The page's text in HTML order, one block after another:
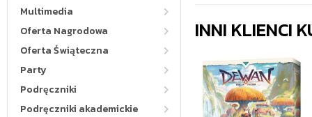
Multimedia
Oferta Nagrodowa
Oferta Świąteczna
Party
Podręczniki
Podręczniki akademickie
INNI KLIENCI